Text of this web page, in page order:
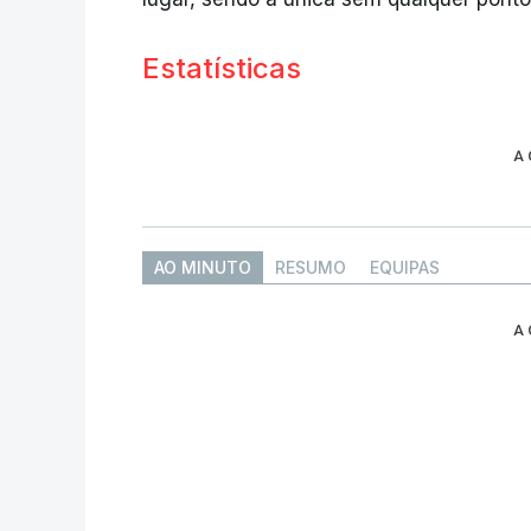
Estatísticas
A
AO MINUTO RESUMO EQUIPAS
A